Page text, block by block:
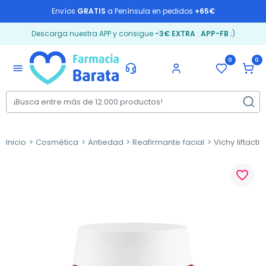
Envíos GRATIS a Península en pedidos +65€
Descarga nuestra APP y consigue -3€ EXTRA: APP-FB ;)
menu
0 0
Inicio Cosmética Antiedad Reafirmante facial Vichy
favorite_border